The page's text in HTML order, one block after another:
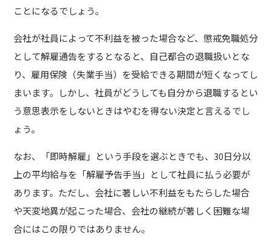
ことになるでしょう。
会社が社員によって不利益を被った場合など、懲戒免職処分
として解雇通告をするとなると、自己都合の退職扱いとな
り、雇用保険（失業手当）を受給できる期間が短くなってし
まいます。しかし、社員がどうしても自分から退職するとい
う意思表示をしないときはやむを得ない決定と言えるでし
ょう。
なお、「即時解雇」という手段を選ぶときでも、30日分以
上の平均給与を「解雇予告手当」として社員に払う必要が
あります。ただし、会社に著しい不利益をもたらした場合
や天変地異が起こった場合、会社の継続が著しく困難な場
合にはこの限りではありません。